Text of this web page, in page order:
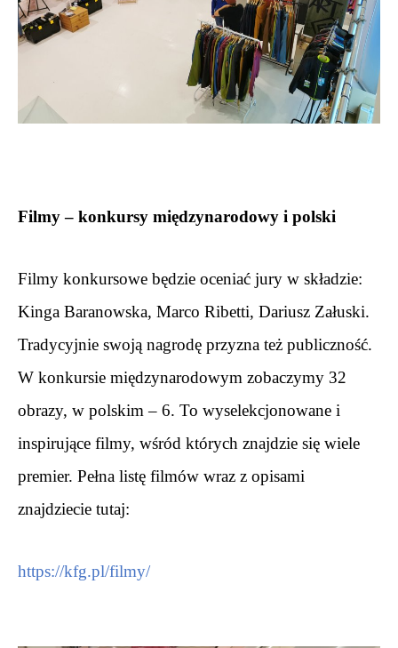
Filmy – konkursy międzynarodowy i polski
Filmy konkursowe będzie oceniać jury w składzie:
Kinga Baranowska, Marco Ribetti, Dariusz Załuski.
Tradycyjnie swoją nagrodę przyzna też publiczność.
W konkursie międzynarodowym zobaczymy 32
obrazy, w polskim – 6. To wyselekcjonowane i
inspirujące filmy, wśród których znajdzie się wiele
premier. Pełna listę filmów wraz z opisami
znajdziecie tutaj:
https://kfg.pl/filmy/